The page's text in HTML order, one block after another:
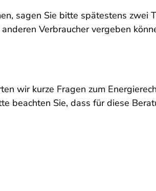
sagen Sie bitte spätestens zwei
Verbraucher vergeben
wir kurze Fragen zum
beachten Sie, dass für diese